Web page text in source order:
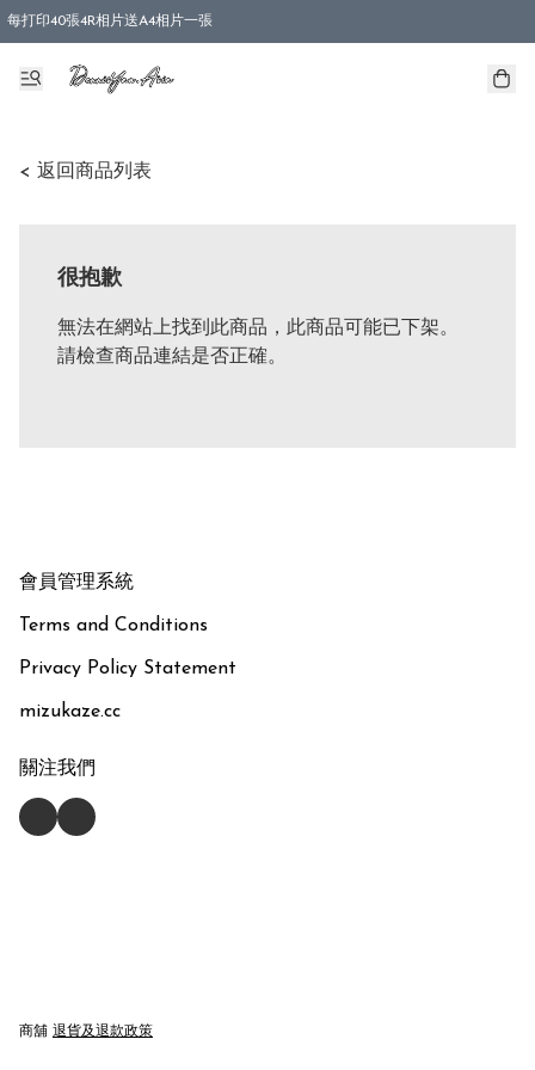
每打印40張4R相片送A4相片一張
< 返回商品列表
很抱歉
無法在網站上找到此商品，此商品可能已下架。
請檢查商品連結是否正確。
會員管理系統
Terms and Conditions
Privacy Policy Statement
mizukaze.cc
關注我們
商舖 退貨及退款政策